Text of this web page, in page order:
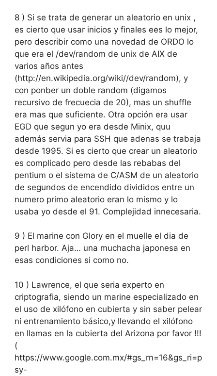
8 ) Si se trata de generar un aleatorio en unix ,
es cierto que usar inicios y finales ees lo mejor,
pero describir como una novedad de ORDO lo
que era el /dev/random de unix de AIX de
varios años antes
(http://en.wikipedia.org/wiki//dev/random), y
con ponber un doble random (digamos
recursivo de frecuecia de 20), mas un shuffle
era mas que suficiente. Otra opción era usar
EGD que segun yo era desde Minix, quu
además servia para SSH que adenas se trabaja
desde 1995. Si es cierto que crear un aleatorio
es complicado pero desde las rebabas del
pentium o el sistema de C/ASM de un aleatorio
de segundos de encendido divididos entre un
numero primo aleatorio eran lo mismo y lo
usaba yo desde el 91. Complejidad innecesaria.
9 ) El marine con Glory en el muelle el dia de
perl harbor. Aja… una muchacha japonesa en
esas condiciones si como no.
10 ) Lawrence, el que seria experto en
criptografia, siendo un marine especializado en
el uso de xilófono en cubierta y sin saber pelear
ni entrenamiento básico,y llevando el xilófono
en llamas en la cubierta del Arizona por favor !!!
(
https://www.google.com.mx/#gs_rn=16&gs_ri=p
sy-